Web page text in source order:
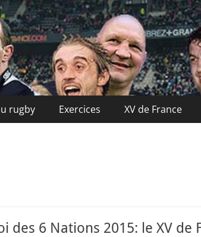
rugby Exercices XV de France
des 6 Nations 2015: le XV de